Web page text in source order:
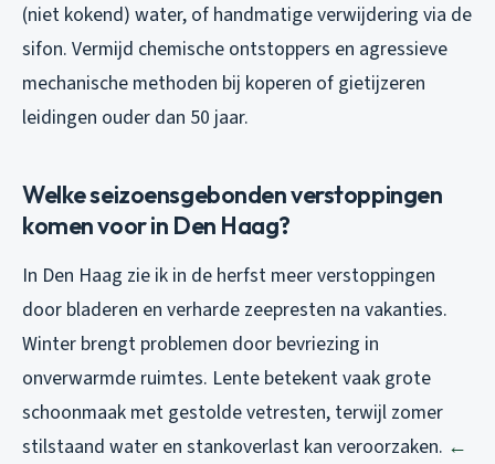
(niet kokend) water, of handmatige verwijdering via de
sifon. Vermijd chemische ontstoppers en agressieve
mechanische methoden bij koperen of gietijzeren
leidingen ouder dan 50 jaar.
Welke seizoensgebonden verstoppingen
komen voor in Den Haag?
In Den Haag zie ik in de herfst meer verstoppingen
door bladeren en verharde zeepresten na vakanties.
Winter brengt problemen door bevriezing in
onverwarmde ruimtes. Lente betekent vaak grote
schoonmaak met gestolde vetresten, terwijl zomer
stilstaand water en stankoverlast kan veroorzaken. ←